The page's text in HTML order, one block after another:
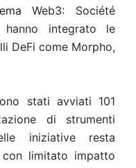
Web3: Société
hanno integrato le
DeFi come Morpho,
stati avviati 101
di strumenti
iniziative resta
limitato impatto